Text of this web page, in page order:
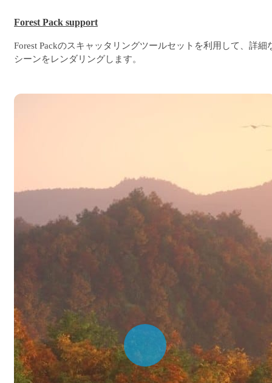
Forest Pack support
Forest Packのスキャッタリングツールセットを利用して、詳細
シーンをレンダリングします。